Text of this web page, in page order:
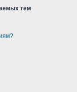
тем